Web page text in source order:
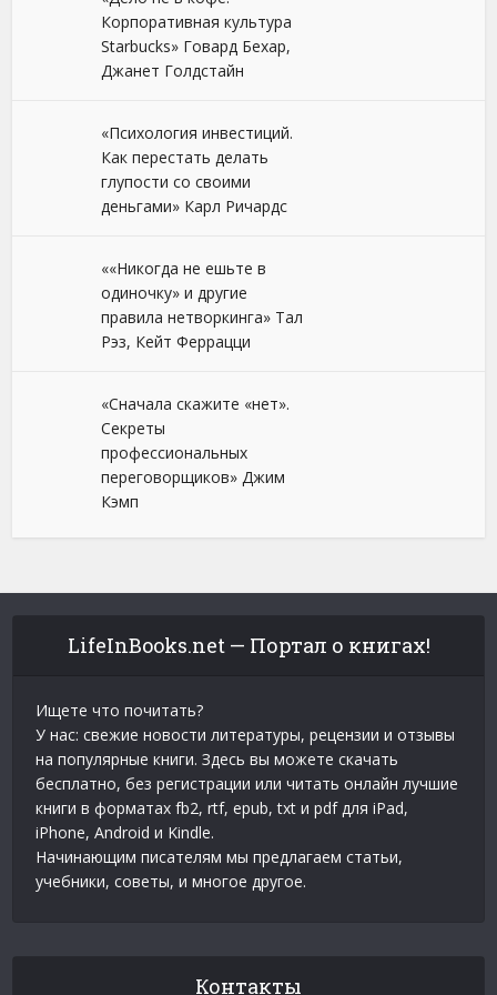
Корпоративная культура
Starbucks» Говард Бехар,
Джанет Голдстайн
«Психология инвестиций.
Как перестать делать
глупости со своими
деньгами» Карл Ричардс
««Никогда не ешьте в
одиночку» и другие
правила нетворкинга» Тал
Рэз, Кейт Феррацци
«Сначала скажите «нет».
Секреты
профессиональных
переговорщиков» Джим
Кэмп
LifeInBooks.net — Портал о книгах!
Ищете что почитать?
У нас: свежие новости литературы, рецензии и отзывы
на популярные книги. Здесь вы можете скачать
бесплатно, без регистрации или читать онлайн лучшие
книги в форматах fb2, rtf, epub, txt и pdf для iPad,
iPhone, Android и Kindle.
Начинающим писателям мы предлагаем статьи,
учебники, советы, и многое другое.
Контакты